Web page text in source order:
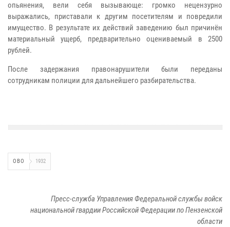
опьянения, вели себя вызывающе: громко нецензурно
выражались, приставали к другим посетителям и повредили
имущество. В результате их действий заведению был причинён
материальный ущерб, предварительно оцениваемый в 2500
рублей.
После задержания правонарушители были переданы
сотрудникам полиции для дальнейшего разбирательства.
ОВО 1932
Пресс-служба Управления Федеральной службы войск
национальной гвардии Российской Федерации по Пензенской
области